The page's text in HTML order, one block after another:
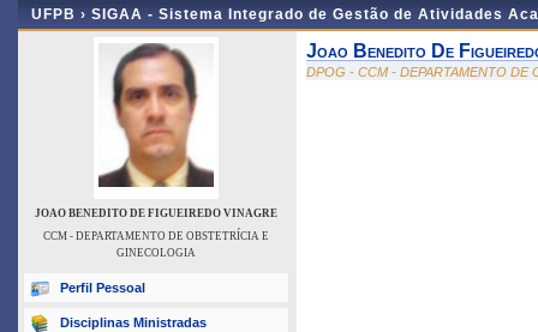
UFPB › SIGAA - Sistema Integrado de Gestão de Atividades
JOAO BENEDITO DE FIGUEIREDO VINAGRE
CCM - DEPARTAMENTO DE OBSTETRÍCIA E
GINECOLOGIA
Perfil Pessoal
Disciplinas Ministradas
Joao Benedito De
DPOG - CCM - DEPARTAMENTO DE